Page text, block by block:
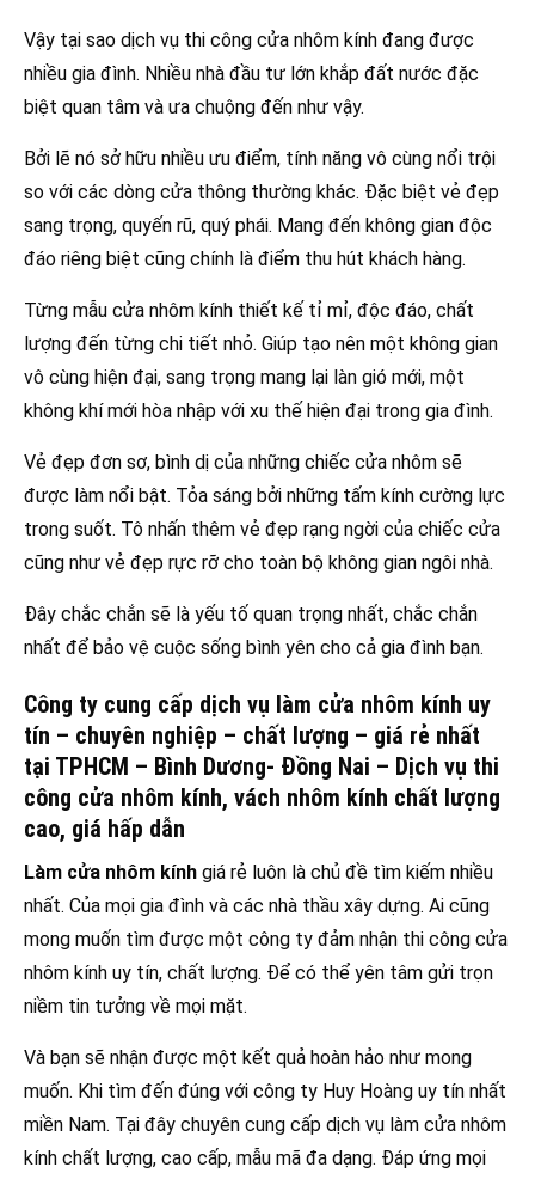
Vậy tại sao dịch vụ thi công cửa nhôm kính đang được
nhiều gia đình. Nhiều nhà đầu tư lớn khắp đất nước đặc
biệt quan tâm và ưa chuộng đến như vậy.
Bởi lẽ nó sở hữu nhiều ưu điểm, tính năng vô cùng nổi trội
so với các dòng cửa thông thường khác. Đặc biệt vẻ đẹp
sang trọng, quyến rũ, quý phái. Mang đến không gian độc
đáo riêng biệt cũng chính là điểm thu hút khách hàng.
Từng mẫu cửa nhôm kính thiết kế tỉ mỉ, độc đáo, chất
lượng đến từng chi tiết nhỏ. Giúp tạo nên một không gian
vô cùng hiện đại, sang trọng mang lại làn gió mới, một
không khí mới hòa nhập với xu thế hiện đại trong gia đình.
Vẻ đẹp đơn sơ, bình dị của những chiếc cửa nhôm sẽ
được làm nổi bật. Tỏa sáng bởi những tấm kính cường lực
trong suốt. Tô nhấn thêm vẻ đẹp rạng ngời của chiếc cửa
cũng như vẻ đẹp rực rỡ cho toàn bộ không gian ngôi nhà.
Đây chắc chắn sẽ là yếu tố quan trọng nhất, chắc chắn
nhất để bảo vệ cuộc sống bình yên cho cả gia đình bạn.
Công ty cung cấp dịch vụ làm cửa nhôm kính uy
tín – chuyên nghiệp – chất lượng – giá rẻ nhất
tại TPHCM – Bình Dương- Đồng Nai – Dịch vụ thi
công cửa nhôm kính, vách nhôm kính chất lượng
cao, giá hấp dẫn
Làm cửa nhôm kính giá rẻ luôn là chủ đề tìm kiếm nhiều
nhất. Của mọi gia đình và các nhà thầu xây dựng. Ai cũng
mong muốn tìm được một công ty đảm nhận thi công cửa
nhôm kính uy tín, chất lượng. Để có thể yên tâm gửi trọn
niềm tin tưởng về mọi mặt.
Và bạn sẽ nhận được một kết quả hoàn hảo như mong
muốn. Khi tìm đến đúng với công ty Huy Hoàng uy tín nhất
miền Nam. Tại đây chuyên cung cấp dịch vụ làm cửa nhôm
kính chất lượng, cao cấp, mẫu mã đa dạng. Đáp ứng mọi